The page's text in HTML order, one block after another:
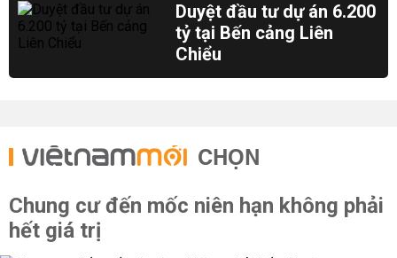
Duyệt đầu tư dự án 6.200
tỷ tại Bến cảng Liên
Chiểu
CHỌN
Chung cư đến mốc niên hạn không phải
hết giá trị